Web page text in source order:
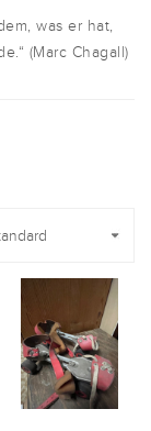
was er hat,
(Marc Chagall)